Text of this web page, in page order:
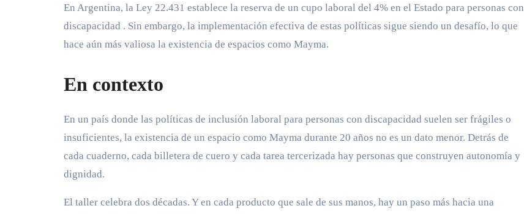
En Argentina, la Ley 22.431 establece la reserva de un cupo laboral del 4% en el Estado para personas con
discapacidad . Sin embargo, la implementación efectiva de estas políticas sigue siendo un desafío, lo que
hace aún más valiosa la existencia de espacios como Mayma.
En contexto
En un país donde las políticas de inclusión laboral para personas con discapacidad suelen ser frágiles o
insuficientes, la existencia de un espacio como Mayma durante 20 años no es un dato menor. Detrás de
cada cuaderno, cada billetera de cuero y cada tarea tercerizada hay personas que construyen autonomía y
dignidad.
El taller celebra dos décadas. Y en cada producto que sale de sus manos, hay un paso más hacia una